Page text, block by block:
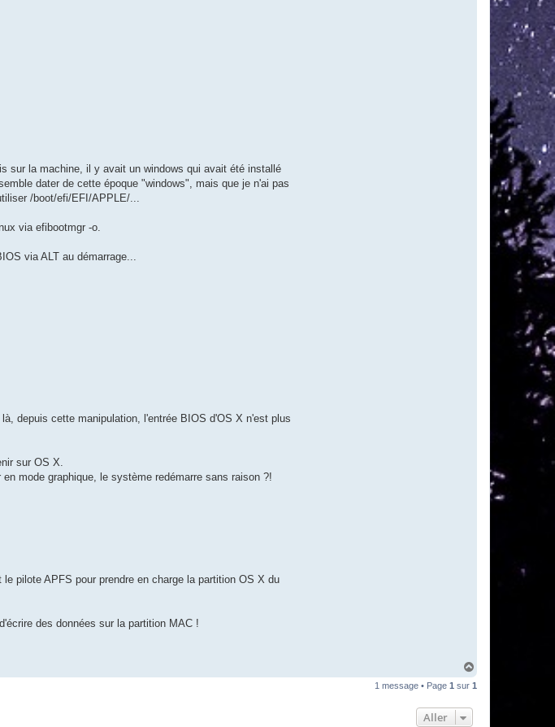
sur la machine, il y avait un windows qui avait été installé
dater de cette époque "windows", mais que je n'ai pas
/boot/efi/EFI/APPLE/...
via efibootmgr -o.
via ALT au démarrage...
depuis cette manipulation, l'entrée BIOS d'OS X n'est plus
sur OS X.
mode graphique, le système redémarre sans raison ?!
pilote APFS pour prendre en charge la partition OS X du
des données sur la partition MAC !
u
1 message • Page 1 sur 1
Aller